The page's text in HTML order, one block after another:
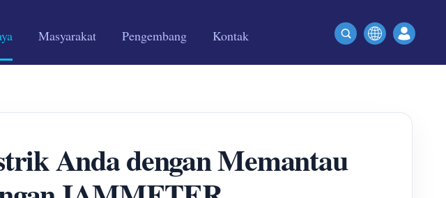
Masyarakat Pengembang Kontak
Anda dengan Memantau